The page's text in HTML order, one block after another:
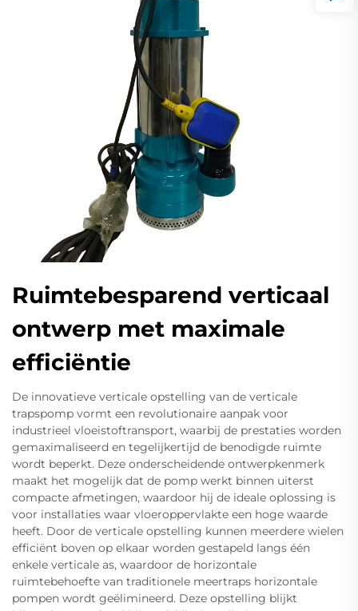
Ruimtebesparend verticaal
ontwerp met maximale
efficiëntie
De innovatieve verticale opstelling van de verticale
trapspomp vormt een revolutionaire aanpak voor
industrieel vloeistoftransport, waarbij de prestaties worden
gemaximaliseerd en tegelijkertijd de benodigde ruimte
wordt beperkt. Deze onderscheidende ontwerpkenmerk
maakt het mogelijk dat de pomp werkt binnen uiterst
compacte afmetingen, waardoor hij de ideale oplossing is
voor installaties waar vloeroppervlakte een hoge waarde
heeft. Door de verticale opstelling kunnen meerdere wielen
efficiënt boven op elkaar worden gestapeld langs één
enkele verticale as, waardoor de horizontale
ruimtebehoefte van traditionele meertraps horizontale
pompen wordt geëlimineerd. Deze opstelling blijkt